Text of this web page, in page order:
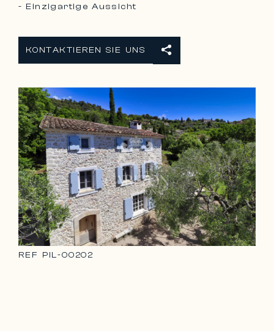
- Einzigartige Aussicht
KONTAKTIEREN SIE UNS
REF PIL-00202